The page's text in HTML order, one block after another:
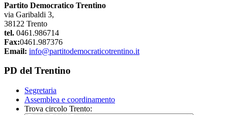
Partito Democratico Trentino
via Garibaldi 3,
38122 Trento
tel. 0461.986714
Fax:0461.987376
Email: info@partitodemocraticotrentino.it
PD del Trentino
Segretaria
Assemblea e coordinamento
Trova circolo Trento: